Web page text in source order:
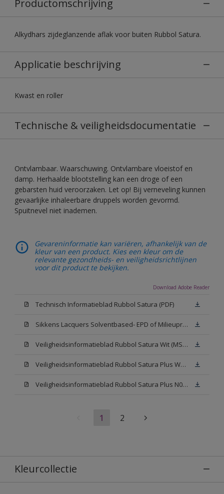
Productomschrijving
Alkydhars zijdeglanzende aflak voor buiten Rubbol Satura.
Applicatie beschrijving
Kwast en roller
Technische & veiligheidsdocumentatie
Ontvlambaar. Waarschuwing. Ontvlambare vloeistof en
damp. Herhaalde blootstelling kan een droge of een
gebarsten huid veroorzaken. Let op! Bij verneveling kunnen
gevaarlijke inhaleerbare druppels worden gevormd.
Spuitnevel niet inademen.
Gevareninformatie kan variëren, afhankelijk van de
kleur van een product. Kies een kleur om de
relevante gezondheids- en veiligheidsrichtlijnen
voor dit product te bekijken.
Download Adobe Reader
Technisch Informatieblad Rubbol Satura (PDF)
Sikkens Lacquers Solventbased- EPD of Milieuproductverklaring
Veiligheidsinformatieblad Rubbol Satura Wit (MSDS)
Veiligheidsinformatieblad Rubbol Satura Plus W05 (MSDS)
Veiligheidsinformatieblad Rubbol Satura Plus N00 (MSDS)
1 2
Kleurcollectie